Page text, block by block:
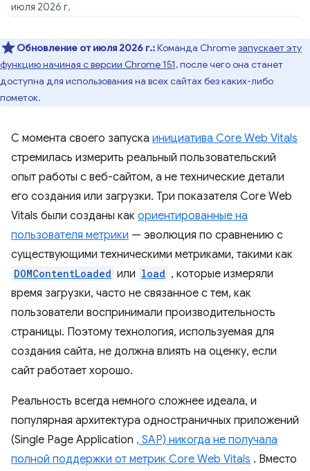
июля 2026 г.
Обновление от июля 2026 г.:Команда Chromeзапускает эту
функцию начиная с версии Chrome 151,после чего она станет
доступна для использования на всех сайтах без каких-либо
пометок.
С момента своего запуска инициатива Core Web Vitals
стремилась измерить реальный пользовательский
опыт работы с веб-сайтом, а не технические детали
его создания или загрузки. Три показателя Core Web
Vitals были созданы как ориентированные на
пользователя метрики — эволюция по сравнению с
существующими техническими метриками, такими как
DOMContentLoaded или load , которые измеряли
время загрузки, часто не связанное с тем, как
пользователи воспринимали производительность
страницы. Поэтому технология, используемая для
создания сайта, не должна влиять на оценку, если
сайт работает хорошо.
Реальность всегда немного сложнее идеала, и
популярная архитектура одностраничных приложений
(Single Page Application , SAP) никогда не получала
полной поддержки от метрик Core Web Vitals . Вместо